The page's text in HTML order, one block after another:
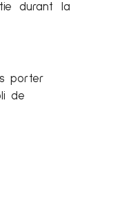
durant la
porter
de